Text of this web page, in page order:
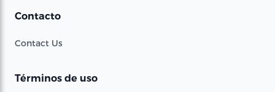
Contacto
Contact Us
Términos de uso